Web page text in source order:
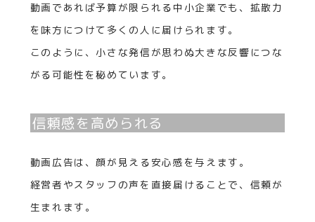
動画であれば予算が限られる中小企業でも、拡散力
を味方につけて多くの人に届けられます。
このように、小さな発信が思わぬ大きな反響につな
がる可能性を秘めています。
信頼感を高められる
動画広告は、顔が見える安心感を与えます。
経営者やスタッフの声を直接届けることで、信頼が
生まれます。